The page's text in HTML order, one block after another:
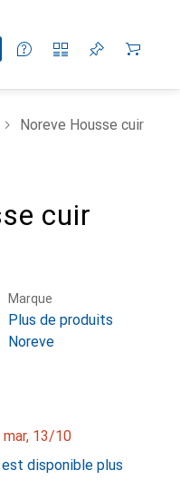
Noreve Housse cuir
cuir
Marque
Plus de produits
Noreve
mar, 13/10
disponible plus